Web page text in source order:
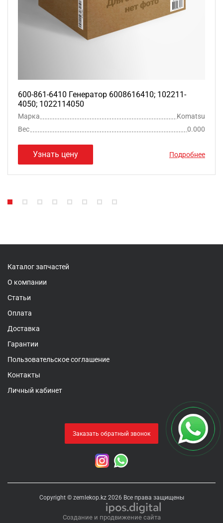
600-861-6410 Генератор 6008616410; 102211-
4050; 1022114050
Марка
Komatsu
Вес
0.000
Узнать цену Подробнее
Каталог запчастей
О компании
Статьи
Оплата
Доставка
Гарантии
Пользовательское соглашение
Контакты
Личный кабинет
Заказать обратный звонок
Copyright © zemlekop.kz 2026 Все права защищены
Создание и продвижение сайта